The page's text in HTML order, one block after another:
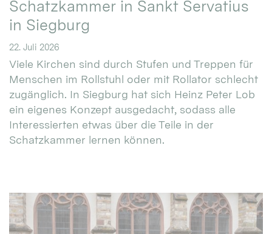
Schatzkammer in Sankt Servatius
in Siegburg
22. Juli 2026
Viele Kirchen sind durch Stufen und Treppen für
Menschen im Rollstuhl oder mit Rollator schlecht
zugänglich. In Siegburg hat sich Heinz Peter Lob
ein eigenes Konzept ausgedacht, sodass alle
Interessierten etwas über die Teile in der
Schatzkammer lernen können.